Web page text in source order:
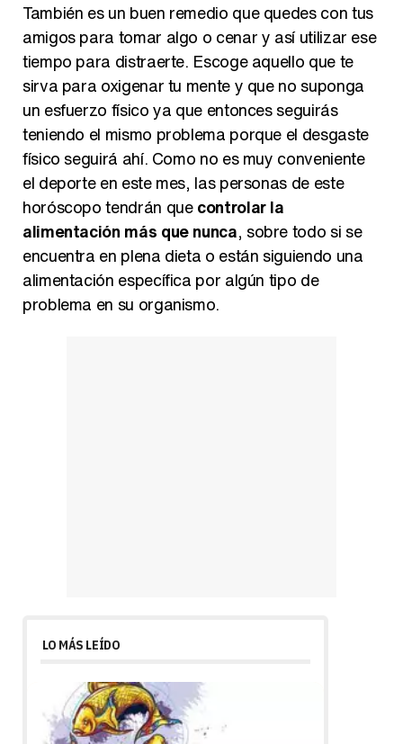
También es un buen remedio que quedes con tus
amigos para tomar algo o cenar y así utilizar ese
tiempo para distraerte. Escoge aquello que te
sirva para oxigenar tu mente y que no suponga
un esfuerzo físico ya que entonces seguirás
teniendo el mismo problema porque el desgaste
físico seguirá ahí. Como no es muy conveniente
el deporte en este mes, las personas de este
horóscopo tendrán quecontrolar la
alimentación más que nunca, sobre todo si se
encuentra en plena dieta o están siguiendo una
alimentación específica por algún tipo de
problema en su organismo.
LO MÁS LEÍDO